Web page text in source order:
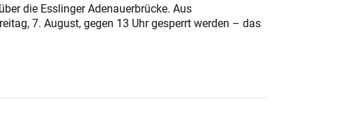
die Esslinger Adenauerbrücke. Aus
7. August, gegen 13 Uhr gesperrt werden – das